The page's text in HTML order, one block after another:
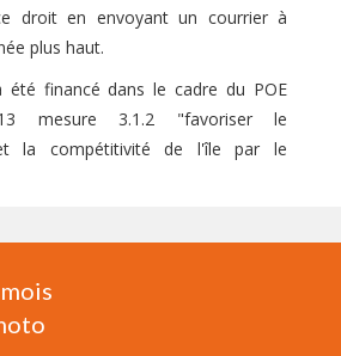
droit en envoyant un courrier à
plus haut.
financé dans le cadre du POE
mesure 3.1.2 "favoriser le
la compétitivité de l'île par le